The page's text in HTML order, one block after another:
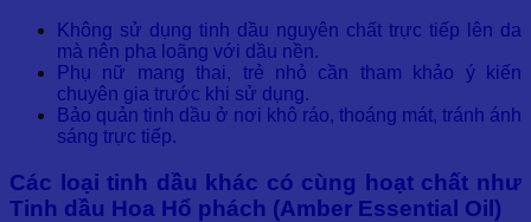
Không sử dụng tinh dầu nguyên chất trực tiếp lên da
mà nên pha loãng với dầu nền.
Phụ nữ mang thai, trẻ nhỏ cần tham khảo ý kiến
chuyên gia trước khi sử dụng.
Bảo quản tinh dầu ở nơi khô ráo, thoáng mát, tránh ánh
sáng trực tiếp.
Các loại tinh dầu khác có cùng hoạt chất như
Tinh dầu Hoa Hổ phách (Amber Essential Oil)